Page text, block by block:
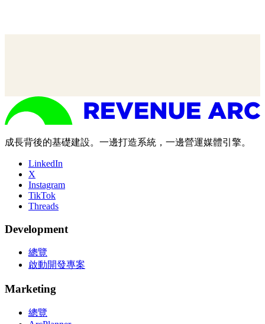
成長背後的基礎建設。一邊打造系統，一邊營運媒體引擎。
LinkedIn
X
Instagram
TikTok
Threads
Development
總覽
啟動開發專案
Marketing
總覽